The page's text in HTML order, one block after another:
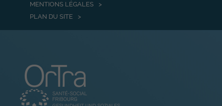
MENTIONS LÉGALES
PLAN DU SITE